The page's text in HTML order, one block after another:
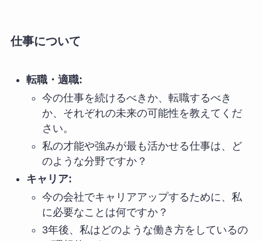
仕事について
転職・適職:
今の仕事を続けるべきか、転職するべき
か、それぞれの未来の可能性を教えてくだ
さい。
私の才能や強みが最も活かせる仕事は、ど
のような分野ですか？
キャリア:
今の会社でキャリアアップするために、私
に必要なことは何ですか？
3年後、私はどのような働き方をしているの